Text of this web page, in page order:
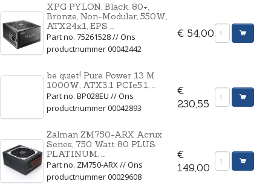
XPG PYLON, Black, 80+,
Bronze, Non-Modular, 550W,
ATX24x1, EPS ...
Part no. 75261528 // Ons
productnummer 00042442
€ 54,00
be quiet! Pure Power 13 M
1000W, ATX3.1 PCIe5.1, ...
Part no. BP028EU // Ons
productnummer 00042893
€
230,55
Zalman ZM750-ARX Acrux
Series, 750 Watt 80 PLUS
PLATINUM, ...
Part no. ZM750-ARX // Ons
productnummer 00029608
€
149,00